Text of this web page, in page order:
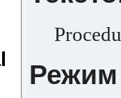
Режим